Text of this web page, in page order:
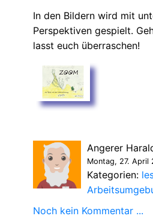
In den Bildern wird mit
Perspektiven gespielt.
lasst euch überraschen!
Angerer
Montag, 27. April
Kategorien:
Noch kein Kommentar ...